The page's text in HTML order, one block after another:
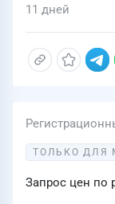
11 дней
ТОЛЬКО ДЛЯ
Запрос цен по